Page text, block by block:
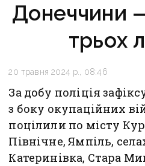
Донеччини
трьох
20 травня 2024 р., 08:46
За добу поліція
з боку окупаційних
поцілили по місту
Північне, Ямпіль,
Катеринівка, Стара